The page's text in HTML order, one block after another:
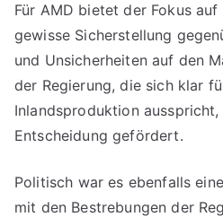
Für AMD bietet der Fokus
gewisse Sicherstellung
und Unsicherheiten auf den
der Regierung, die sich klar
Inlandsproduktion ausspricht,
Entscheidung gefördert.
Politisch war es ebenfalls
mit den Bestrebungen der